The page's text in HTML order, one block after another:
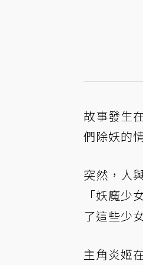
故事發生
們除妖的
突然，人
「妖魔
了這些少
主角炎姬